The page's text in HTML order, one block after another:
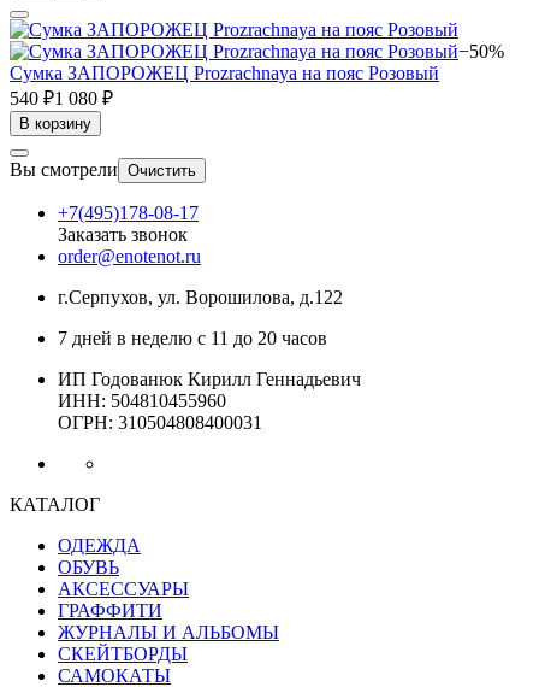
−50%
Сумка ЗАПОРОЖЕЦ Prozrachnaya на пояс Розовый
540 ₽1 080 ₽
В корзину
Вы смотрели Очистить
+7(495)178-08-17
Заказать звонок
order@enotenot.ru
г.Серпухов, ул. Ворошилова, д.122
7 дней в неделю с 11 до 20 часов
ИП Годованюк Кирилл Геннадьевич
ИНН: 504810455960
ОГРН: 310504808400031
КАТАЛОГ
ОДЕЖДА
ОБУВЬ
АКСЕССУАРЫ
ГРАФФИТИ
ЖУРНАЛЫ И АЛЬБОМЫ
СКЕЙТБОРДЫ
САМОКАТЫ